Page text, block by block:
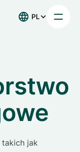
PL
takich jak